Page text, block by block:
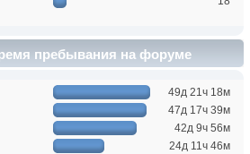
пребывания на форуме
49д 21ч 18м
47д 17ч 39м
42д 9ч 56м
24д 11ч 46м